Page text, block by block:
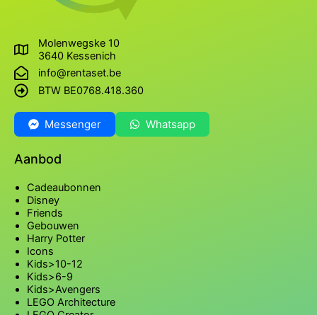
Molenwegske 10
3640 Kessenich
info@rentaset.be
BTW BE0768.418.360
Messenger Whatsapp
Aanbod
Cadeaubonnen
Disney
Friends
Gebouwen
Harry Potter
Icons
Kids>10-12
Kids>6-9
Kids>Avengers
LEGO Architecture